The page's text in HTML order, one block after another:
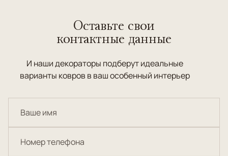
Оставьте свои
контактные данные
И наши декораторы подберут идеальные
варианты ковров в ваш особенный интерьер